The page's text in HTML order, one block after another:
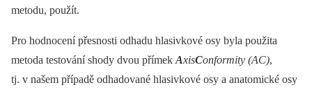
metodu, použít.
Pro hodnocení přesnosti odhadu hlasivkové osy byla použita
metoda testování shody dvou přímekAxisConformity (AC),
tj. v našem případě odhadované hlasivkové osy a anatomické osy